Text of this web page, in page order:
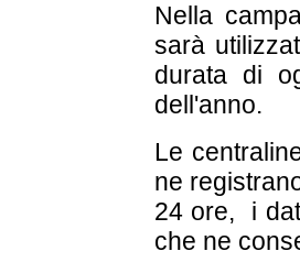
Nella
sarà
durata di
dell'anno.
Le
ne
24 ore, i
che ne